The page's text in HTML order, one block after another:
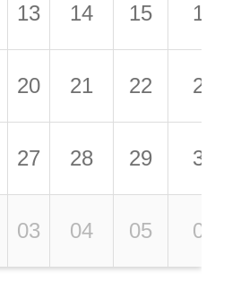
13 14 15 16
20 21 22 23
27 28 29 30
03 04 05 06